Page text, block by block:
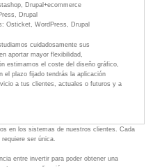
Drupal+ecommerce
Drupal
Osticket, WordPress, Drupal
cuidadosamente sus
aportar mayor flexibilidad,
estimamos el coste del diseño gráfico,
el plazo fijado tendrás la aplicación
a tus clientes, actuales o futuros y a
en los sistemas de nuestros clientes. Cada
ser única.
entre invertir para poder obtener una